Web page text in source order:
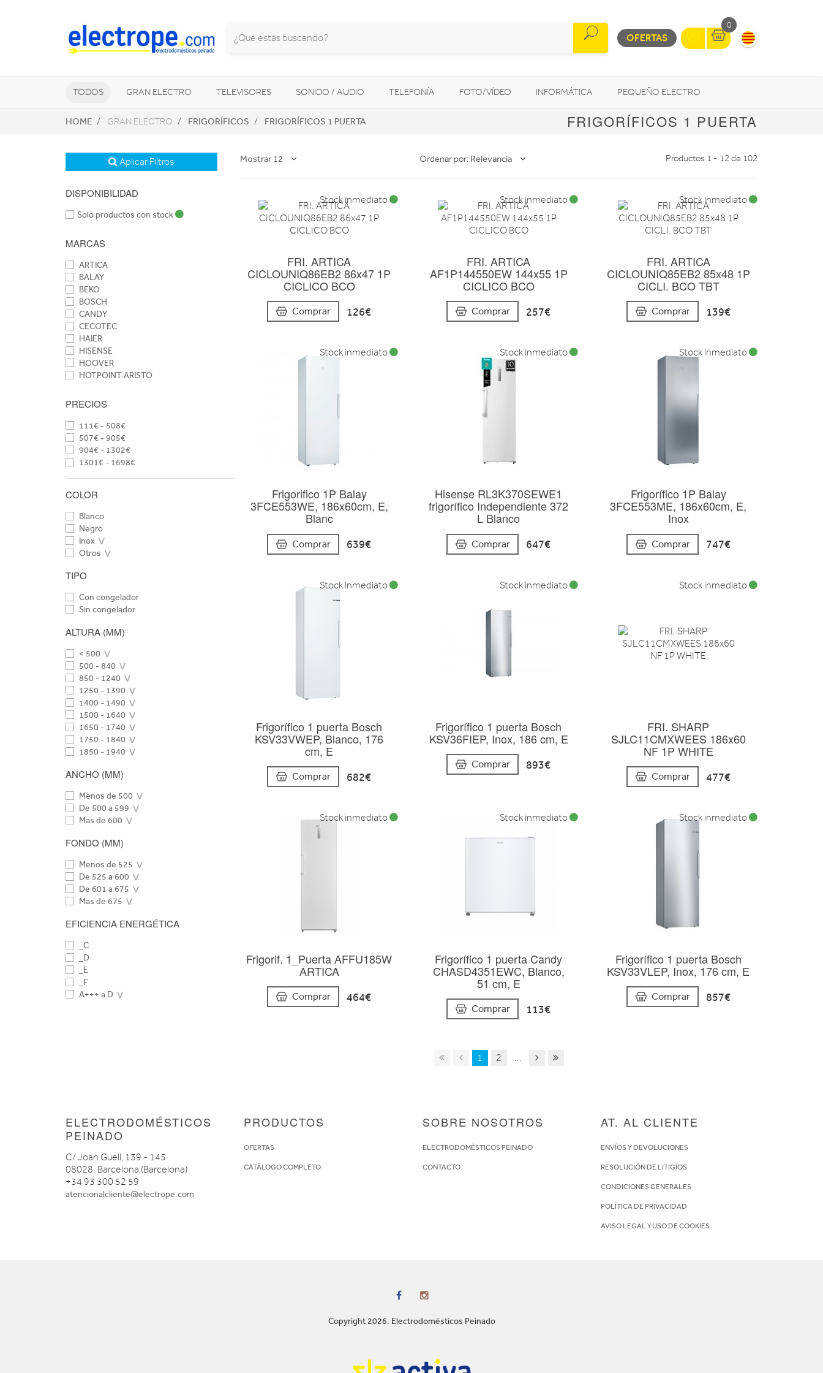
OFERTAS
0
TODOS GRAN ELECTRO TELEVISORES SONIDO / AUDIO TELEFONÍA FOTO/VÍDEO INFORMÁTICA PEQUEÑO ELECTRO
CLIMATIZACIÓN Y CALEFACCIÓN MOVILIDAD URBANA OTROS
HOME GRAN ELECTRO FRIGORÍFICOS FRIGORÍFICOS 1 PUERTA FRIGORÍFICOS 1 PUERTA
Aplicar Filtros
DISPONIBILIDAD
Solo productos con stock
MARCAS
ARTICA
BALAY
BEKO
BOSCH
CANDY
CECOTEC
HAIER
HISENSE
HOOVER
HOTPOINT-ARISTO
LG
NODOR
ORBEGOZO
SAMSUNG
SHARP
TEKA
PRECIOS
111€ - 508€
507€ - 905€
904€ - 1302€
1301€ - 1698€
COLOR
Blanco
Negro
Inox
Otros
TIPO
Con congelador
Sin congelador
ALTURA (MM)
< 500
500 - 840
850 - 1240
1250 - 1390
1400 - 1490
1500 - 1640
1650 - 1740
1750 - 1840
1850 - 1940
ANCHO (MM)
Menos de 500
De 500 a 599
Mas de 600
FONDO (MM)
Menos de 525
De 525 a 600
De 601 a 675
Mas de 675
EFICIENCIA ENERGÉTICA
_C
_D
_E
_F
A+++ a D
Mostrar 12 Ordenar por: Relevancia Productos 1 - 12 de 102
FRI. ARTICA
CICLOUNIQ86EB2 86x47 1P
CICLICO BCO
Comprar 126€
Stock inmediato
FRI. ARTICA
AF1P144550EW 144x55 1P
CICLICO BCO
Comprar 257€
Stock inmediato
FRI. ARTICA
CICLOUNIQ85EB2 85x48 1P
CICLI. BCO TBT
Comprar 139€
Stock inmediato
Frigorifico 1P Balay
3FCE553WE, 186x60cm, E,
Blanc
Comprar 639€
Stock inmediato
Hisense RL3K370SEWE1
frigorífico Independiente 372
L Blanco
Comprar 647€
Stock inmediato
Frigorífico 1P Balay
3FCE553ME, 186x60cm, E,
Inox
Comprar 747€
Stock inmediato
Frigorífico 1 puerta Bosch
KSV33VWEP, Blanco, 176
cm, E
Comprar 682€
Stock inmediato
Frigorífico 1 puerta Bosch
KSV36FIEP, Inox, 186 cm, E
Comprar 893€
Stock inmediato
FRI. SHARP
SJLC11CMXWEES 186x60
NF 1P WHITE
Comprar 477€
Stock inmediato
Frigorif. 1_Puerta AFFU185W
ARTICA
Comprar 464€
Stock inmediato
Frigorífico 1 puerta Candy
CHASD4351EWC, Blanco,
51 cm, E
Comprar 113€
Stock inmediato
Frigorífico 1 puerta Bosch
KSV33VLEP, Inox, 176 cm, E
Comprar 857€
Stock inmediato
1 2 ...
ELECTRODOMÉSTICOS
PEINADO
C/ Joan Guell, 139 - 145
08028. Barcelona (Barcelona)
+34 93 300 52 59
atencionalcliente@electrope.com
PRODUCTOS
OFERTAS
CATÁLOGO COMPLETO
SOBRE NOSOTROS
ELECTRODOMÉSTICOS PEINADO
CONTACTO
AT. AL CLIENTE
ENVÍOS Y DEVOLUCIONES
RESOLUCIÓN DE LITIGIOS
CONDICIONES GENERALES
POLÍTICA DE PRIVACIDAD
AVISO LEGALYUSO DE COOKIES
Copyright 2026. Electrodomésticos Peinado